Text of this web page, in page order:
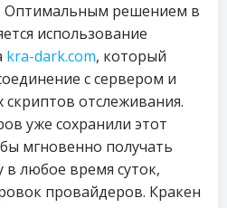
Оптимальным решением в
использование
kra-dark.com, который
с сервером и
скриптов отслеживания.
уже сохранили этот
мгновенно получать
в любое время суток,
провайдеров. Кракен